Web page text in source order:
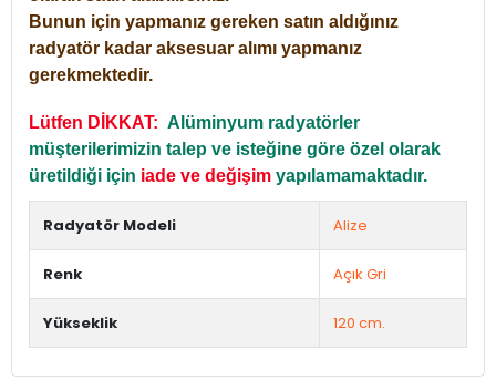
Bunun için yapmanız gereken satın aldığınız
radyatör kadar aksesuar alımı yapmanız
gerekmektedir.
Lütfen DİKKAT: Alüminyum radyatörler
müşterilerimizin talep ve isteğine göre özel olarak
üretildiği için iade ve değişim yapılamamaktadır.
Radyatör Modeli Alize
Renk Açık Gri
Yükseklik 120 cm.